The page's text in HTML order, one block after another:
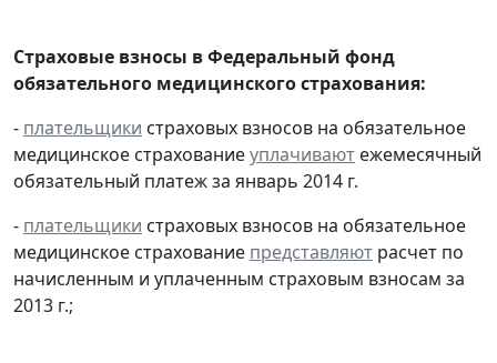
Страховые взносы в Федеральный фонд
обязательного медицинского страхования:
- плательщики страховых взносов на обязательное
медицинское страхованиеуплачивают ежемесячный
обязательный платеж за январь 2014 г.
- плательщики страховых взносов на обязательное
медицинское страхование представляют расчет по
начисленным и уплаченным страховым взносам за
2013 г.;